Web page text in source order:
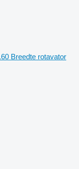
Breedte rotavator